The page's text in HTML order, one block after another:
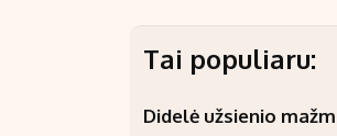
Tai populiaru:
Didelė užsienio